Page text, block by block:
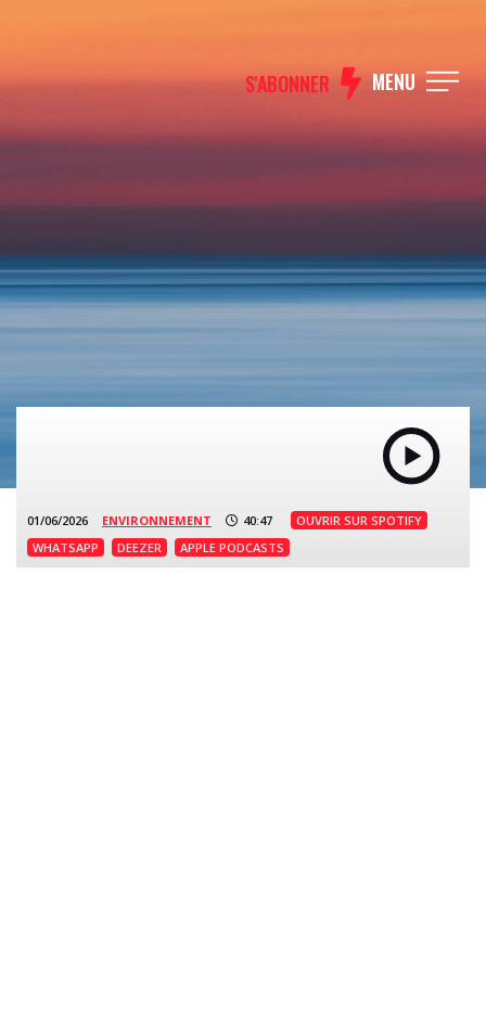
S'ABONNER MENU
01/06/2026 ENVIRONNEMENT 40:47
OUVRIR SUR SPOTIFY
WHATSAPP
DEEZER APPLE PODCASTS